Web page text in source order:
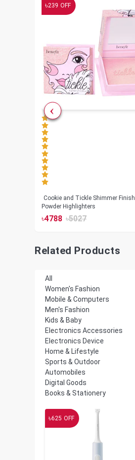
৳239 OFF
Cookie and Tickle Shimmer Finish
Powder Highlighters
৳4788 ৳5027
Related Products
All
Women's Fashion
Mobile & Computers
Men's Fashion
Kids & Baby
Electronics Accessories
Electronics Device
Home & Lifestyle
Sports & Outdoor
Automobiles
Digital Goods
Books & Stationery
৳625 OFF